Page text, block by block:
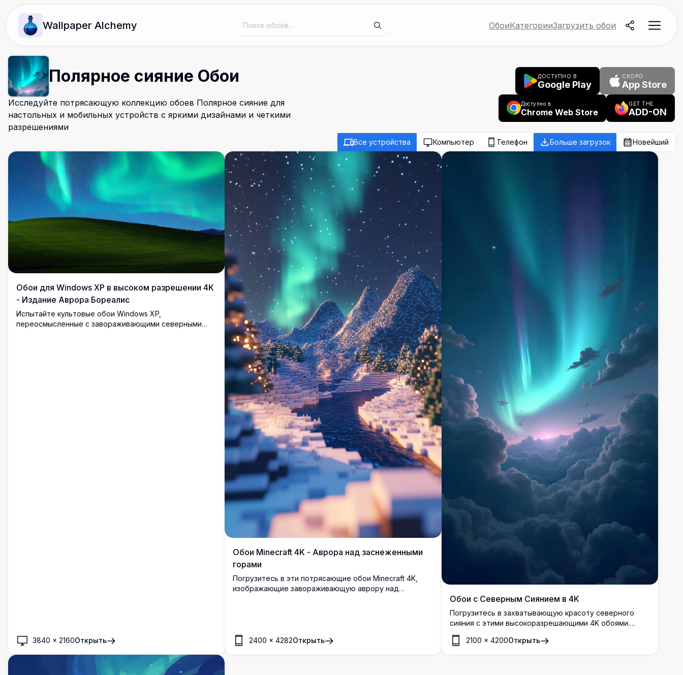
Wallpaper Alchemy ОбоиКатегорииЗагрузить обои
Полярное сияние Обои
Исследуйте потрясающую коллекцию обоев Полярное сияние для
настольных и мобильных устройств с яркими дизайнами и четкими
разрешениями
ДОСТУПНО В
Google Play
СКОРО
App Store
Доступно в
Chrome Web Store
GET THE
ADD-ON
Все устройства Компьютер Телефон Больше загрузок Новейший
Обои для Windows XP в высоком разрешении 4K
- Издание Aврора Бореалис
Испытайте культовые обои Windows XP,
переосмысленные с завораживающими северными
3840 × 2160Открыть
Обои Minecraft 4K - Аврора над заснеженными
горами
Погрузитесь в эти потрясающие обои Minecraft 4K,
изображающие завораживающую аврору над
2400 ×4282Открыть
Обои с Северным Сиянием в 4K
Погрузитесь в захватывающую красоту северного
сияния с этими высокоразрешающими 4K обоями.
Яркие зеленые и фиолетовые оттенки авроры
кружатся над морем пушистых облаков, создавая
2100 × 4200Открыть